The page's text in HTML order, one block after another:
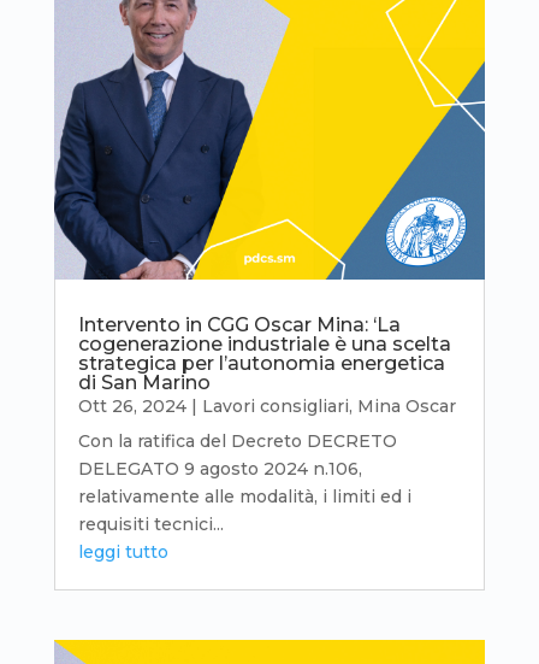
Intervento in CGG Oscar Mina: ‘La
cogenerazione industriale è una scelta
strategica per l’autonomia energetica
di San Marino
Ott 26, 2024| Lavori consigliari, Mina Oscar
Con la ratifica del Decreto DECRETO
DELEGATO 9 agosto 2024 n.106,
relativamente alle modalità, i limiti ed i
requisiti tecnici...
leggi tutto